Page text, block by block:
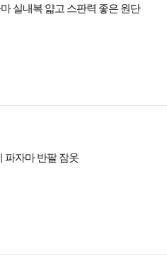
실내복 얇고 스판력 좋은 원단
파자마 반팔 잠옷